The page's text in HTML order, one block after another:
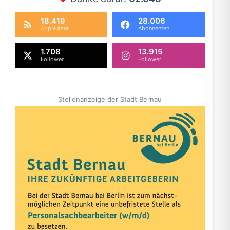
18.419
AppNutzer
28.006
Abonnenten
1.708
Follower
13.915
Follower
Stellenanzeige der Stadt Bernau